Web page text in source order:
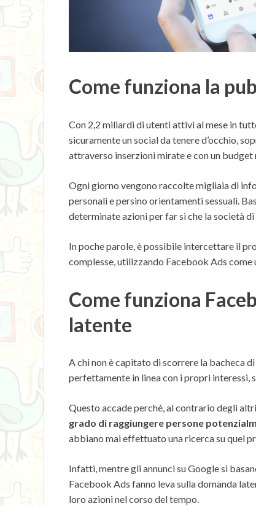
Come funziona la
Con 2,2 miliardi di utenti attivi al mese in
sicuramente un social da tenere d’occhio,
attraverso inserzioni mirate e con un
Ogni giorno vengono raccolte migliaia di
personali e persino orientamenti sessuali.
determinate azioni per far sì che la società
In poche parole, è possibile intercettare il
complesse, utilizzando Facebook Ads
Come funziona
latente
A chi non è capitato di scorrere la bacheca
perfettamente in linea con i propri
Questo accade perché, al contrario degli
grado di raggiungere persone
abbiano mai effettuato una ricerca su quel
Infatti, mentre gli annunci su Google si
Facebook Ads fanno leva sulla domanda
loro azioni nel corso del tempo.